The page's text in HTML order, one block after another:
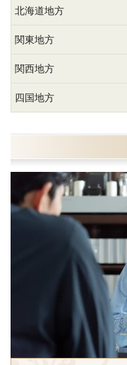
北海道地方
関東地方
関西地方
四国地方